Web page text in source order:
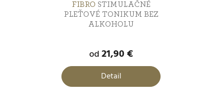
FIBRO STIMULAČNÉ
PLEŤOVÉ TONIKUM BEZ
ALKOHOLU
od21,90 €
Detail